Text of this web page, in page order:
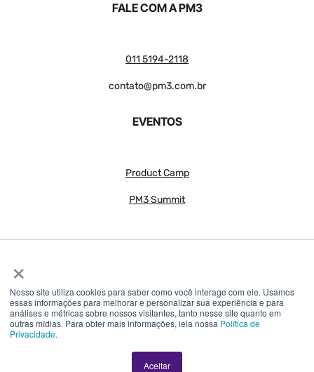
×
Nosso site utiliza cookies para saber como você interage com ele. Usamos
essas informações para melhorar e personalizar sua experiência e para
análises e métricas sobre nossos visitantes, tanto nesse site quanto em
outras mídias. Para obter mais informações, leia nossa Política de
Privacidade.
Aceitar
FALE COM A PM3
011 5194-2118
contato@pm3.com.br
EVENTOS
Product Camp
PM3 Summit
© 2018 – 2026 PM3 – Todos os direitos reservados